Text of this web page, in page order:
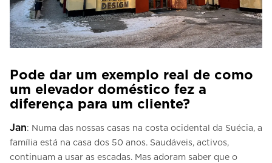
Pode dar um exemplo real de como
um elevador doméstico fez a
diferença para um cliente?
Jan: Numa das nossas casas na costa ocidental da Suécia, a
família está na casa dos 50 anos. Saudáveis, activos,
continuam a usar as escadas. Mas adoram saber que o